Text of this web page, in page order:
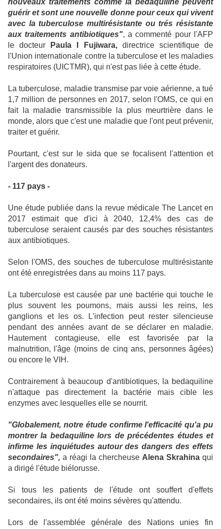
nouveaux traitements comme la bedaquiline peuvent
guérir et sont une nouvelle donne pour ceux qui vivent
avec la tuberculose multirésistante ou trés résistante
aux traitements antibiotiques", a commenté pour l'AFP
le docteur
Paula I Fujiwara,directrice scientifique de
l'Union internationale contre la tuberculose et les maladies
respiratoires (UICTMR), qui n'est pas liée à cette étude.
La tuberculose, maladie transmise par voie aérienne, a tué
1,7 million de personnes en 2017, selon l'OMS, ce qui en
fait la maladie transmissible la plus meurtrière dans le
monde, alors que c'est une maladie que l'ont peut prévenir,
traiter et guérir.
Pourtant, c'est sur le sida que se focalisent l'attention et
l'argent des donateurs.
- 117 pays -
Une étude publiée dans la revue médicale The Lancet en
2017 estimait que d'ici à 2040, 12,4% des cas de
tuberculose seraient causés par des souches résistantes
aux antibiotiques.
Selon l'OMS, des souches de tuberculose multirésistante
ont été enregistrées dans au moins 117 pays.
La tuberculose est causée par une bactérie qui touche le
plus souvent les poumons, mais aussi les reins, les
ganglions et les os. L'infection peut rester silencieuse
pendant des années avant de se déclarer en maladie.
Hautement contagieuse, elle est favorisée par la
malnutrition, l'âge (moins de cinq ans, personnes âgées)
ou encore le VIH.
Contrairement à beaucoup d'antibiotiques, la bedaquiline
n'attaque pas directement la bactérie mais cible les
enzymes avec lesquelles elle se nourrit.
"Globalement, notre étude confirme l'efficacité qu'a pu
montrer la bedaquiline lors de précédentes études et
infirme les inquiétudes autour des dangers des effets
secondaires", a réagi la chercheuse Alena Skrahina qui
a dirigé l'étude biélorusse.
Si tous les patients de l'étude ont souffert d'effets
secondaires, ils ont été moins sévères qu'attendu.
Lors de l'assemblée générale des Nations unies fin